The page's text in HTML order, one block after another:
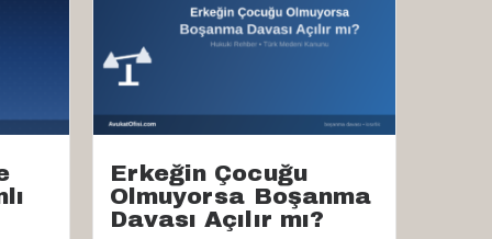
Erkeğin Çocuğu
Olmuyorsa Boşanma
Davası Açılır mı?